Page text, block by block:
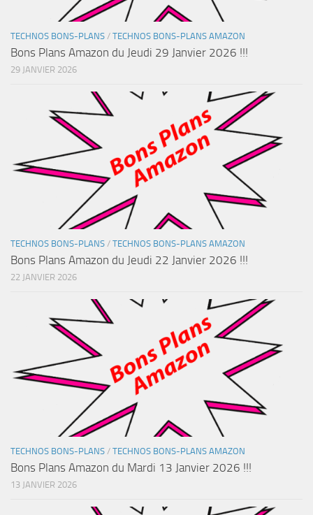
TECHNOS BONS-PLANS / TECHNOS BONS-PLANS AMAZON
Bons Plans Amazon du Jeudi 29 Janvier 2026 !!!
29 JANVIER 2026
TECHNOS BONS-PLANS / TECHNOS BONS-PLANS AMAZON
Bons Plans Amazon du Jeudi 22 Janvier 2026 !!!
22 JANVIER 2026
TECHNOS BONS-PLANS / TECHNOS BONS-PLANS AMAZON
Bons Plans Amazon du Mardi 13 Janvier 2026 !!!
13 JANVIER 2026